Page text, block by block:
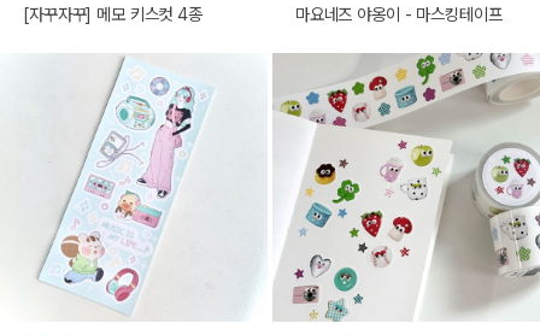
[자꾸자꾸] 메모 키스컷 4종 마요네즈 야옹이 - 마스킹테이프